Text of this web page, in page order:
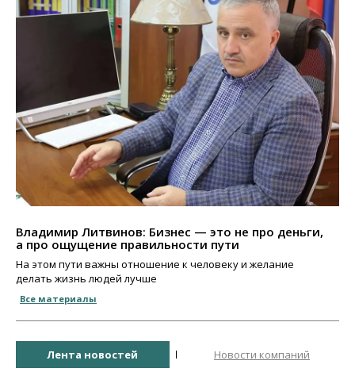
Владимир Литвинов: Бизнес — это не про деньги,
а про ощущение правильности пути
На этом пути важны отношение к человеку и желание
делать жизнь людей лучше
Все материалы
Лента новостей Новости компаний